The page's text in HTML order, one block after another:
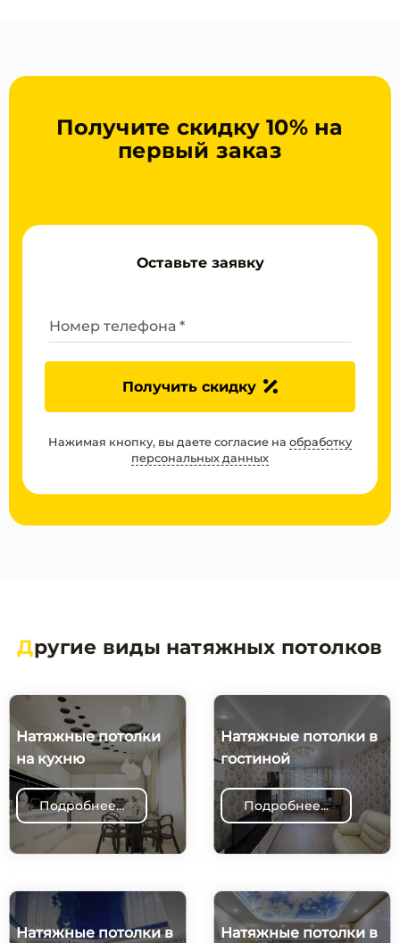
Получите скидку 10% на
первый заказ
Оставьте заявку
Номер телефона *
Получить скидку
Нажимая кнопку, вы даете согласие на обработку
персональных данных
Другие виды натяжных потолков
Натяжные потолки
на кухню
Подробнее...
Натяжные потолки в
гостиной
Подробнее...
Натяжные потолки в
Натяжные потолки в